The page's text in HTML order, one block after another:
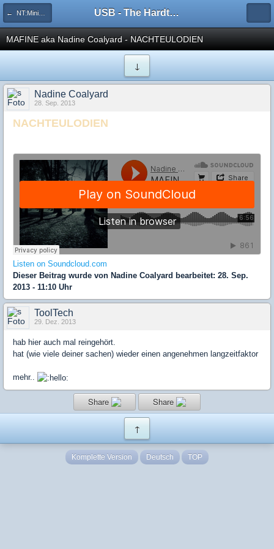
← NT:Minimal-House-DnB USB - The Hardtechno Family
MAFINE aka Nadine Coalyard - NACHTEULODIEN
↓
Nadine Coalyard
28. Sep. 2013
NACHTEULODIEN
Listen on Soundcloud.com
Dieser Beitrag wurde von Nadine Coalyard bearbeitet: 28. Sep.
2013 - 11:10 Uhr
ToolTech
29. Dez. 2013
hab hier auch mal reingehört.
hat (wie viele deiner sachen) wieder einen angenehmen langzeitfaktor
mehr..
Share Share
↑
Komplette Version Deutsch TOP